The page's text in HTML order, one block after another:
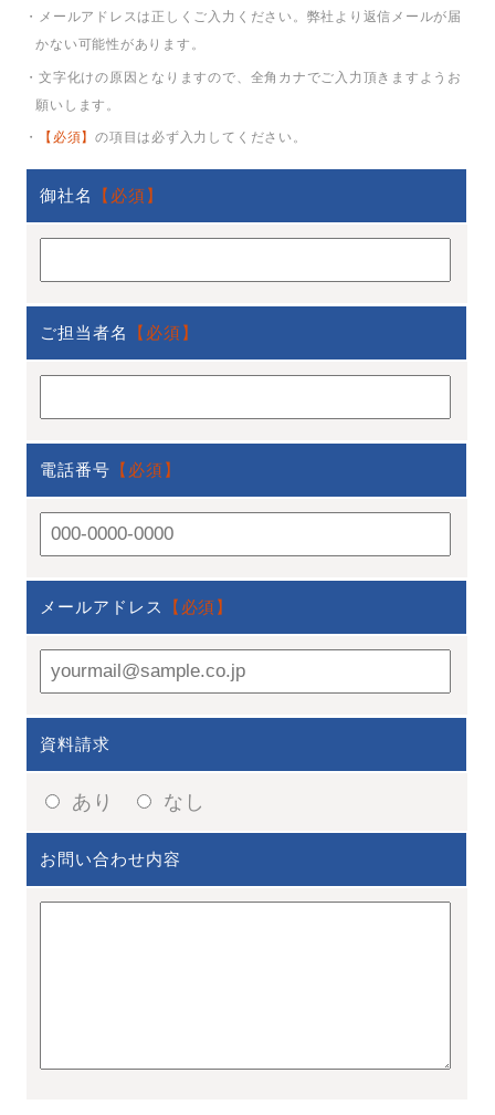
・メールアドレスは正しくご入力ください。弊社より返信メールが届
かない可能性があります。
・文字化けの原因となりますので、全角カナでご入力頂きますようお
願いします。
・ 【必須】の項目は必ず入力してください。
御社名 【必須】
ご担当者名 【必須】
電話番号 【必須】
メールアドレス 【必須】
資料請求
あり なし
お問い合わせ内容